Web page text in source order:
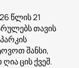
წლის 21
თავის
შანსი,
ცის ქვეშ.